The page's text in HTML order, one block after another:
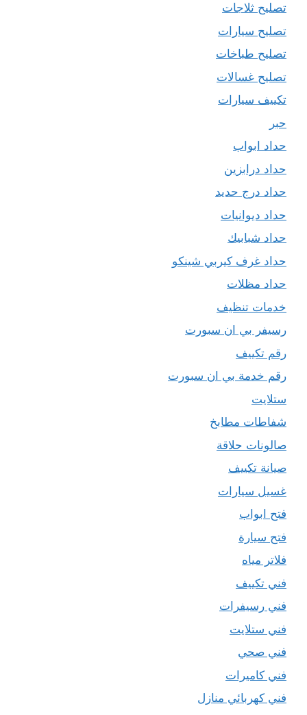
تصليح ثلاجات
تصليح سيارات
تصليح طباخات
تصليح غسالات
تكييف سيارات
حبر
حداد ابواب
حداد درابزين
حداد درج حديد
حداد ديوانيات
حداد شبابيك
حداد غرف كيربي شينكو
حداد مظلات
خدمات تنظيف
رسيفر بي ان سبورت
رقم تكييف
رقم خدمة بي ان سبورت
ستلايت
شفاطات مطابخ
صالونات حلاقة
صيانة تكييف
غسيل سيارات
فتح ابواب
فتح سيارة
فلاتر مياه
فني تكييف
فني رسيفرات
فني ستلايت
فني صحي
فني كاميرات
فني كهربائي منازل